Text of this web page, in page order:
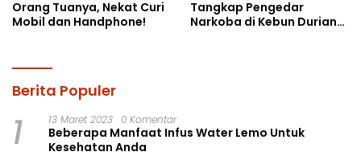
Orang Tuanya, Nekat Curi
Mobil dan Handphone!
Tangkap Pengedar
Narkoba di Kebun Durian
Berita Populer
1 13 Maret 2023 0 Komentar
Beberapa Manfaat Infus Water Lemo Untuk
Kesehatan Anda